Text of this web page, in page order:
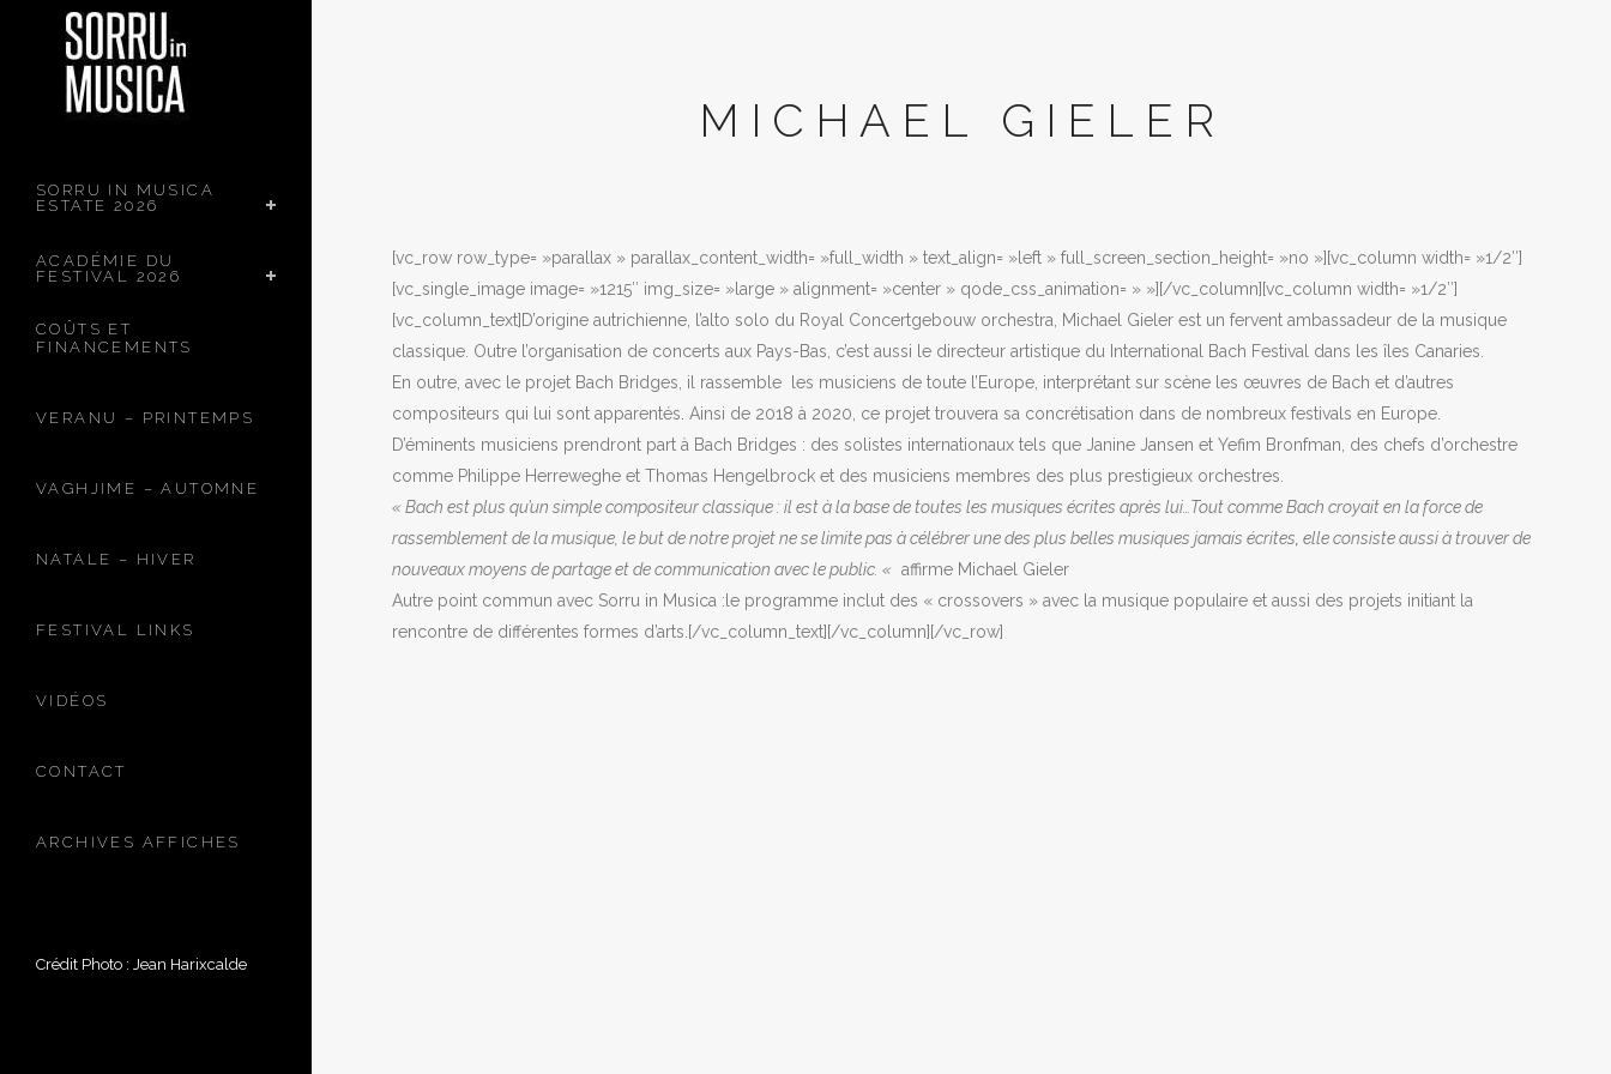
SORRU IN MUSICA
ESTATE 2026
ACADÉMIE DU
FESTIVAL 2026
COÛTS ET
FINANCEMENTS
VERANU – PRINTEMPS
VAGHJIME – AUTOMNE
NATALE – HIVER
FESTIVAL LINKS
VIDÉOS
CONTACT
ARCHIVES AFFICHES
Crédit Photo : Jean Harixcalde
MICHAEL GIELER
[vc_row row_type= »parallax » parallax_content_width= »full_width » text_align= »left » full_screen_section_height= »no »][vc_column width= »1/2″]
[vc_single_image image= »1215″ img_size= »large » alignment= »center » qode_css_animation= » »][/vc_column][vc_column width= »1/2″]
[vc_column_text]D’origine autrichienne, l’alto solo du Royal Concertgebouw orchestra, Michael Gieler est un fervent ambassadeur de la musique
classique. Outre l’organisation de concerts aux Pays-Bas, c’est aussi le directeur artistique du International Bach Festival dans les îles Canaries.
En outre, avec le projet Bach Bridges, il rassemble les musiciens de toute l’Europe, interprétant sur scène les œuvres de Bach et d’autres
compositeurs qui lui sont apparentés Ainsi de 2018 à 2020, ce projet trouvera sa concrétisation dans de nombreux festivals en Europe.
D’éminents musiciens prendront part à Bach Bridges : des solistes internationaux tels que Janine Jansen et Yefim Bronfman, des chefs d’orchestre
comme Philippe Herreweghe et Thomas Hengelbrock et des musiciens membres des plus prestigieux orchestres.
« Bach est plus qu’un simple compositeur classique : il est à la base de toutes les musiques écrites après lui…Tout comme Bach croyait en la force de
rassemblement de la musique, le but de notre projet ne se limite pas à célébrer une des plus belles musiques jamais écrites elle consiste aussi à trouver de
nouveaux moyens de partage et de communication avec le public. « affirme Michael Gieler
Autre point commun avec Sorru in Musica :le programme inclut des « crossovers » avec la musique populaire et aussi des projets initiant la
rencontre de différentes formes d’arts.[/vc_column_text][/vc_column][/vc_row]